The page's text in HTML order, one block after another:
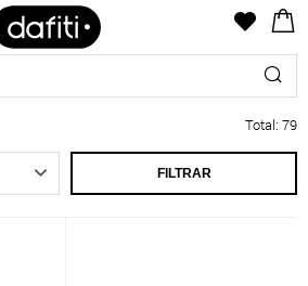
Total: 79
FILTRAR